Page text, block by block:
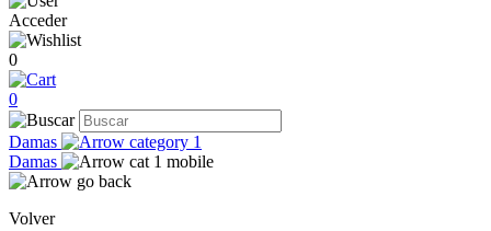
Acceder
0
0
Damas
Damas
Volver